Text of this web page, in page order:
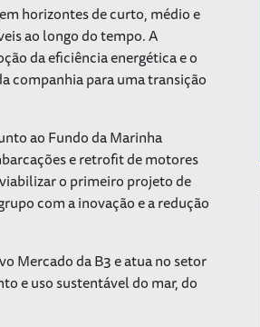
horizontes de curto, médio e
ao longo do tempo. A
da eficiência energética e o
companhia para uma transição
ao Fundo da Marinha
e retrofit de motores
o primeiro projeto de
com a inovação e a redução
Mercado da B3 e atua no setor
e uso sustentável do mar, do